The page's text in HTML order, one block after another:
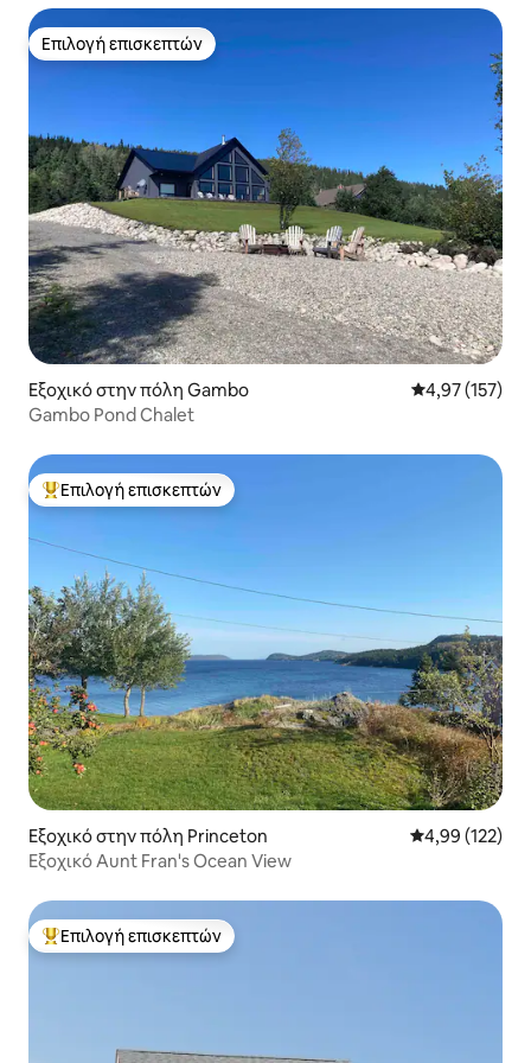
Επιλογή επισκεπτών
Επιλογή επισκεπτών
Εξοχικό στην πόλη Gambo Μέση
4,97 (157)
Gambo Pond Chalet
Κορυφαία επιλογή επισκεπτών
Επιλογή επισκεπτών
Εξοχικό στην πόλη Princeton Μέση
4,99 (122)
Εξοχικό Aunt Fran's Ocean View
Κορυφαία επιλογή επισκεπτών
Επιλογή επισκεπτών